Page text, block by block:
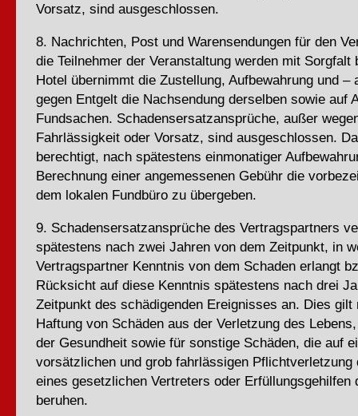
Vorsatz, sind ausgeschlossen.
8. Nachrichten, Post und Warensendungen für den
die Teilnehmer der Veranstaltung werden mit Sorgfalt
Hotel übernimmt die Zustellung, Aufbewahrung und –
gegen Entgelt die Nachsendung derselben sowie auf
Fundsachen. Schadensersatzansprüche, außer
Fahrlässigkeit oder Vorsatz, sind ausgeschlossen.
berechtigt, nach spätestens einmonatiger
Berechnung einer angemessenen Gebühr die
dem lokalen Fundbüro zu übergeben.
9. Schadensersatzansprüche des Vertragspartners
spätestens nach zwei Jahren von dem Zeitpunkt, in
Vertragspartner Kenntnis von dem Schaden erlangt
Rücksicht auf diese Kenntnis spätestens nach drei
Zeitpunkt des schädigenden Ereignisses an. Dies gilt
Haftung von Schäden aus der Verletzung des
der Gesundheit sowie für sonstige Schäden, die auf
vorsätzlichen und grob fahrlässigen Pflichtverletzung
eines gesetzlichen Vertreters oder Erfüllungsgehilfen
beruhen.